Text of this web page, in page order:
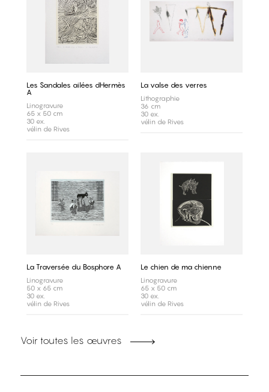
Les Sandales ailées dHermès
A
Linogravure
65 x 50 cm
30 ex.
vélin de Rives
La valse des verres
Lithographie
36 cm
30 ex.
vélin de Rives
La Traversée du Bosphore A
Linogravure
50 x 65 cm
30 ex.
vélin de Rives
Le chien de ma chienne
Linogravure
65 x 50 cm
30 ex.
vélin de Rives
Voir toutes les œuvres